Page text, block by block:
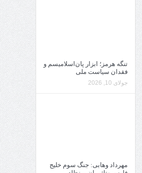
تنگه هرمز؛ ابزار پان‌اسلامیسم و
فقدان سیاست ملی
جولای 10, 2026
مهرداد وهابی: جنگ سوم خلیج